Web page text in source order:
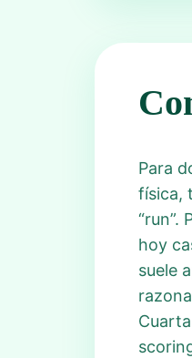
Para
física,
“run”.
hoy
suele